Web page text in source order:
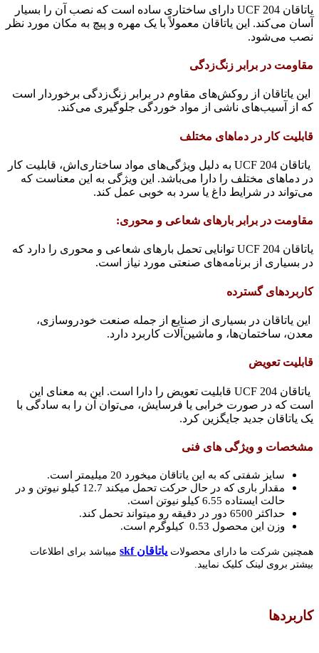
یاتاقان UCF 204 دارای ساختاری ساده است که نصب آن را بسیار
آسان می‌کند. این یاتاقان معمولاً با یک مهره و پیچ به مکان مورد نظر
نصب می‌شود.
مقاومت در برابر زنگ‌زدگی
این یاتاقان از روکش‌های مقاوم در برابر زنگ‌زدگی برخوردار است
که از آسیب‌های ناشی از مواد خوردگی جلوگیری می‌کند.
قابلیت کار در دماهای مختلف
یاتاقان UCF 204 به دلیل ویژگی‌های مواد ساختاری‌اش، قابلیت کار
در دماهای مختلف را دارا می‌باشد. این ویژگی به این معناست که
می‌تواند در شرایط داغ یا سرد به خوبی عمل کند.
مقاومت در برابر بارهای شعاعی و محوری:
یاتاقان UCF 204 توانایی تحمل بارهای شعاعی و محوری را دارد که
در بسیاری از برنامه‌های صنعتی مورد نیاز است.
کاربردهای گسترده
این یاتاقان در بسیاری از صنایع از جمله صنعت خودروسازی،
معدن، ساختمان‌ها، و ماشین‌آلات کاربرد دارد.
قابلیت تعویض
یاتاقان UCF 204 قابلیت تعویض را دارا است. این به معنای این
است که در صورت خرابی یا فرسایش، می‌توان آن را به سادگی با
یک یاتاقان جدید جایگزین کرد.
مشخصات و ویژگی های فنی
سایز شفتی که به این یاتاقان میخورد 20 میلیمتر است.
مقدار باری که در حال حرکت تحمل میکند 12.7 کیلو نیوتن و در
حالت ایستاده 6.55 کیلو نیوتن است.
حداکثر 6500 دور در دقیقه رو میتواند تحمل کند.
وزن این محصول 0.53 کیلوگرم است.
همچنین شرکت ما دارای محصولات یاتاقان skf
میباشد برای اطلاعات
بیشتر بروی لینک کلیک نمایید.
کاربردها